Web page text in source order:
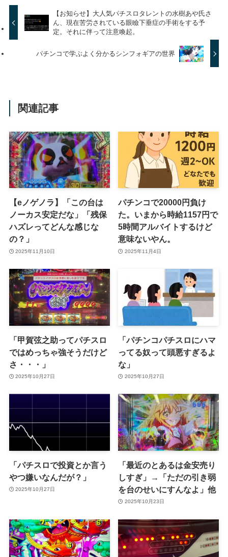
【お知らせ】大人気パチスロタレントの水樹あや氏さ
ん、現在苦労されている眼瞼下垂症の手術をする予
定。それに伴って注意喚起。
パチンコで学ぶよく分かるシンフォギアの世界
関連記事
【eノゲノラ】「この台は
ノーカス安定だな」「残保
ハズレってどんな感じな
の？」
2025年11月10日
パチンコで20000円負け
た。いまから時給1157円で
5時間アルバイトするけど
意味ないやん。
2025年11月4日
「甲賀弦之助ってパチスロ
ではめっちゃ強そうだけど
さ・・・」
2025年10月27日
「パチンコパチスロにハマ
ってる奴って頭悪すぎるよ
な」
2025年10月27日
「パチスロで投資とか言う
やつ嫌いなんだが？」
2025年10月27日
「最近のとあるは金安売り
しすぎ」→「ただの引き弱
を台のせいにすんなよ」他
2025年10月23日